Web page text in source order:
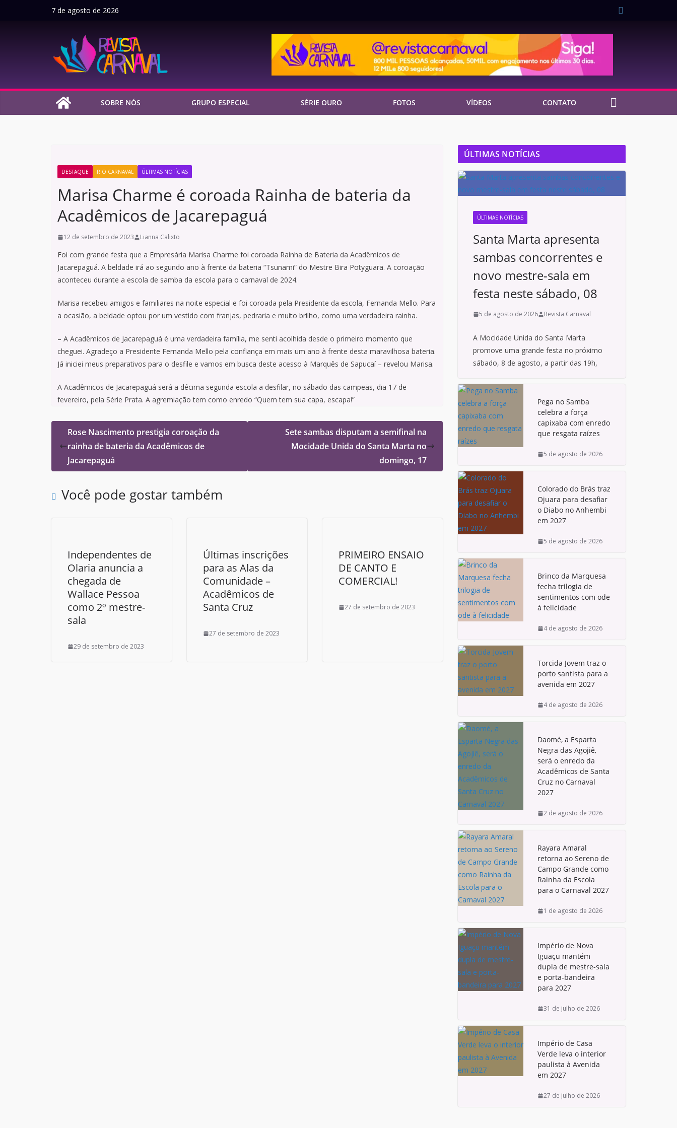
7 de agosto de 2026
SOBRE NÓS GRUPO ESPECIAL SÉRIE OURO FOTOS VÍDEOS CONTATO
DESTAQUE RIO CARNAVAL ÚLTIMAS NOTÍCIAS
Marisa Charme é coroada Rainha de bateria da
Acadêmicos de Jacarepaguá
12 de setembro de 2023 Lianna Calixto
Foi com grande festa que a Empresária Marisa Charme foi coroada Rainha de Bateria da Acadêmicos de
Jacarepaguá. A beldade irá ao segundo ano à frente da bateria “Tsunami” do Mestre Bira Potyguara. A coroação
aconteceu durante a escola de samba da escola para o carnaval de 2024.
Marisa recebeu amigos e familiares na noite especial e foi coroada pela Presidente da escola, Fernanda Mello. Para
a ocasião, a beldade optou por um vestido com franjas, pedraria e muito brilho, como uma verdadeira rainha.
– A Acadêmicos de Jacarepaguá é uma verdadeira família, me senti acolhida desde o primeiro momento que
cheguei. Agradeço a Presidente Fernanda Mello pela confiança em mais um ano à frente desta maravilhosa bateria.
Já iniciei meus preparativos para o desfile e vamos em busca deste acesso à Marquês de Sapucaí – revelou Marisa.
A Acadêmicos de Jacarepaguá será a décima segunda escola a desfilar, no sábado das campeãs, dia 17 de
fevereiro, pela Série Prata. A agremiação tem como enredo “Quem tem sua capa, escapa!”
Rose Nascimento prestigia coroação da
rainha de bateria da Acadêmicos de
Jacarepaguá
Sete sambas disputam a semifinal na
Mocidade Unida do Santa Marta no
domingo, 17
Você pode gostar também
Independentes de
Olaria anuncia a
chegada de
Wallace Pessoa
como 2º mestre-
sala
29 de setembro de 2023
Últimas inscrições
para as Alas da
Comunidade –
Acadêmicos de
Santa Cruz
27 de setembro de 2023
PRIMEIRO ENSAIO
DE CANTO E
COMERCIAL!
27 de setembro de 2023
ÚLTIMAS NOTÍCIAS
ÚLTIMAS NOTÍCIAS
Santa Marta apresenta
sambas concorrentes e
novo mestre-sala em
festa neste sábado, 08
5 de agosto de 2026 Revista Carnaval
A Mocidade Unida do Santa Marta
promove uma grande festa no próximo
sábado, 8 de agosto, a partir das 19h,
Pega no Samba
celebra a força
capixaba com enredo
que resgata raízes
5 de agosto de 2026
Colorado do Brás traz
Ojuara para desafiar
o Diabo no Anhembi
em 2027
5 de agosto de 2026
Brinco da Marquesa
fecha trilogia de
sentimentos com ode
à felicidade
4 de agosto de 2026
Torcida Jovem traz o
porto santista para a
avenida em 2027
4 de agosto de 2026
Daomé, a Esparta
Negra das Agojiê,
será o enredo da
Acadêmicos de Santa
Cruz no Carnaval
2027
2 de agosto de 2026
Rayara Amaral
retorna ao Sereno de
Campo Grande como
Rainha da Escola
para o Carnaval 2027
1 de agosto de 2026
Império de Nova
Iguaçu mantém
dupla de mestre-sala
e porta-bandeira
para 2027
31 de julho de 2026
Império de Casa
Verde leva o interior
paulista à Avenida
em 2027
27 de julho de 2026